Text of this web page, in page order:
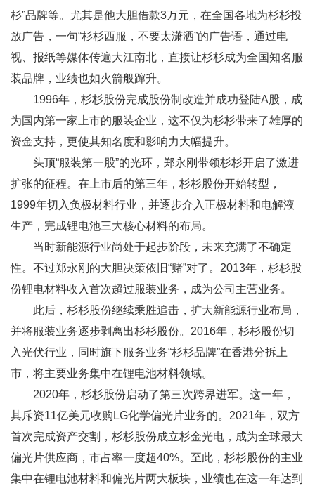
杉”品牌等。尤其是他大胆借款3万元，在全国各地为杉杉投
放广告，一句“杉杉西服，不要太潇洒”的广告语，通过电
视、报纸等媒体传遍大江南北，直接让杉杉成为全国知名服
装品牌，业绩也如火箭般蹿升。
1996年，杉杉股份完成股份制改造并成功登陆A股，成
为国内第一家上市的服装企业，这不仅为杉杉带来了雄厚的
资金支持，更使其知名度和影响力大幅提升。
头顶“服装第一股”的光环，郑永刚带领杉杉开启了激进
扩张的征程。在上市后的第三年，杉杉股份开始转型，
1999年切入负极材料行业，并逐步介入正极材料和电解液
生产，完成锂电池三大核心材料的布局。
当时新能源行业尚处于起步阶段，未来充满了不确定
性。不过郑永刚的大胆决策依旧“赌”对了。2013年，杉杉股
份锂电材料收入首次超过服装业务，成为公司主营业务。
此后，杉杉股份继续乘胜追击，扩大新能源行业布局，
并将服装业务逐步剥离出杉杉股份。2016年，杉杉股份切
入光伏行业，同时旗下服务业务“杉杉品牌”在香港分拆上
市，将主要业务集中在锂电池材料领域。
2020年，杉杉股份启动了第三次跨界进军。这一年，
其斥资11亿美元收购LG化学偏光片业务的。2021年，双方
首次完成资产交割，杉杉股份成立杉金光电，成为全球最大
偏光片供应商，市占率一度超40%。至此，杉杉股份的主业
集中在锂电池材料和偏光片两大板块，业绩也在这一年达到